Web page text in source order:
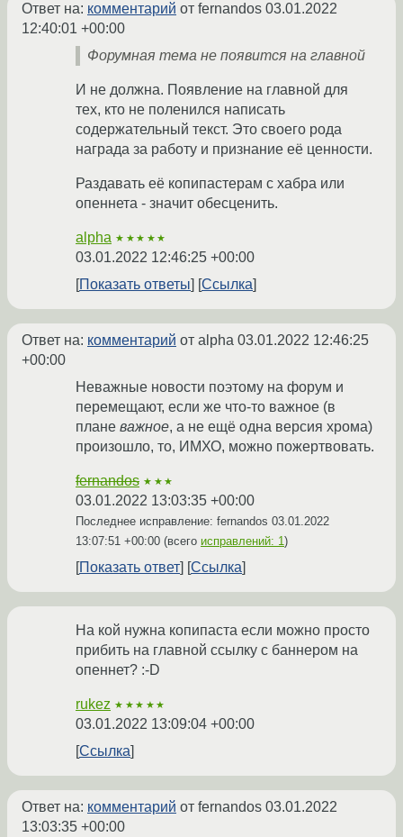
Ответ на: комментарий от fernandos 03.01.2022
12:40:01 +00:00
Форумная тема не появится на главной
И не должна. Появление на главной для
тех, кто не поленился написать
содержательный текст. Это своего рода
награда за работу и признание её ценности.
Раздавать её копипастерам с хабра или
опеннета - значит обесценить.
alpha ★★★★★
03.01.2022 12:46:25 +00:00
Показать ответы
Ссылка
Ответ на: комментарий от alpha 03.01.2022 12:46:25
+00:00
Неважные новости поэтому на форум и
перемещают, если же что-то важное (в
плане важное, а не ещё одна версия хрома)
произошло, то, ИМХО, можно пожертвовать.
fernandos ★★★
03.01.2022 13:03:35 +00:00
Последнее исправление: fernandos 03.01.2022
13:07:51 +00:00 (всего исправлений: 1)
Показать ответ Ссылка
На кой нужна копипаста если можно просто
прибить на главной ссылку с баннером на
опеннет? :-D
rukez ★★★★★
03.01.2022 13:09:04 +00:00
Ссылка
Ответ на: комментарий от fernandos 03.01.2022
13:03:35 +00:00